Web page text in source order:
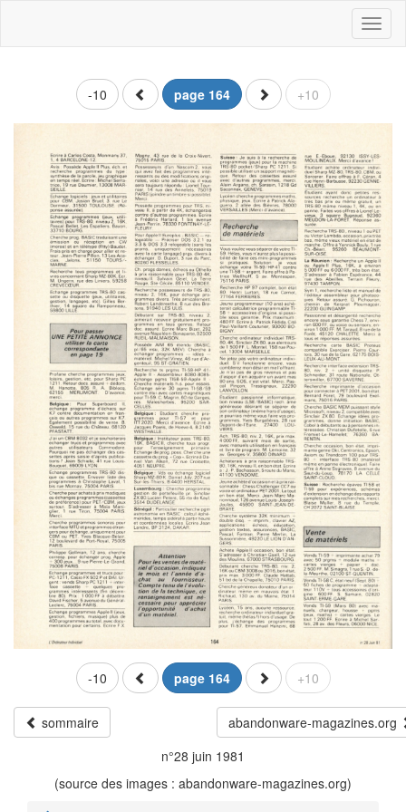
-10 page 164 +10
-10 page 164 +10
sommaire
abandonware-magazines.org
n°28 juin 1981
(source des images : abandonware-magazines.org)